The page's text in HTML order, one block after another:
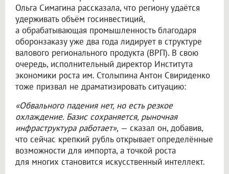
Ольга Симагина рассказала, что региону удаётся
удерживать объём госинвестиций,
а обрабатывающая промышленность благодаря
оборонзаказу уже два года лидирует в структуре
валового регионального продукта (ВРП). В свою
очередь, исполнительный директор Института
экономики роста им. Столыпина Антон Свириденко
тоже призвал не драматизировать ситуацию:
«Обвального падения нет, но есть резкое
охлаждение. Базис сохраняется, рыночная
инфраструктура работает», — сказал он, добавив,
что сейчас крепкий рубль открывает определённые
возможности для импорта, а точкой роста
для многих становится искусственный интеллект.